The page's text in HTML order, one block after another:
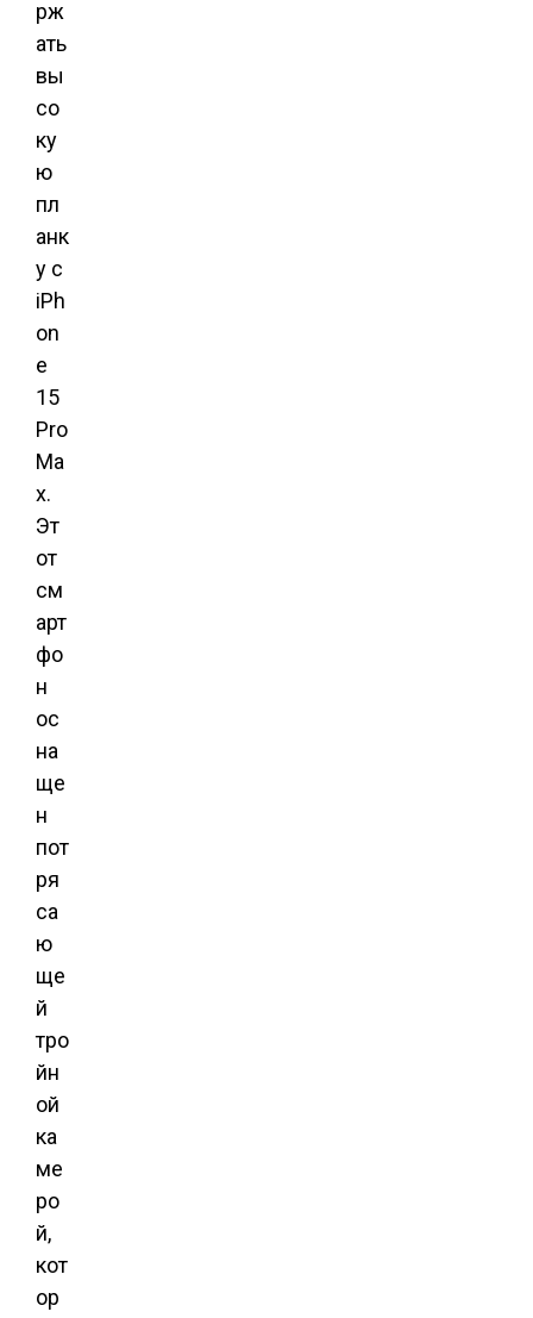
рж
ать
вы
со
ку
ю
пл
анк
у с
iPh
on
e
15
Pro
Ma
x.
Эт
от
см
арт
фо
н
ос
на
ще
н
пот
ря
са
ю
ще
й
тро
йн
ой
ка
ме
ро
й,
кот
ор